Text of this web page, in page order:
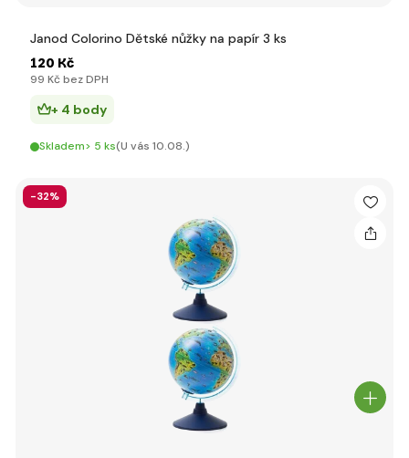
Janod Colorino Dětské nůžky na papír 3 ks
120 Kč
99 Kč bez DPH
+ 4 body
Skladem> 5 ks(U vás 10.08.)
-32%